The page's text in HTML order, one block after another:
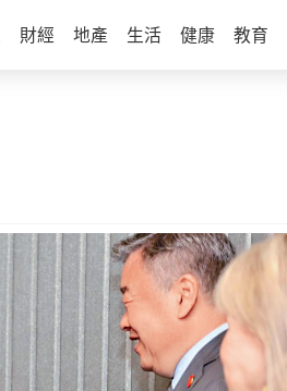
財經 地產 生活 健康 教育